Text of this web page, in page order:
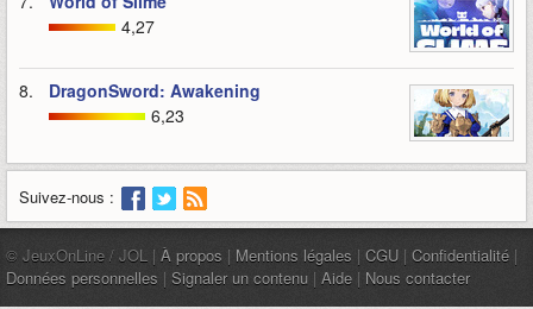
4,27
8.
DragonSword: Awakening
6,23
Suivez-nous :
© JeuxOnLine / JOL | À propos | Mentions légales | CGU | Confidentialité |
Données personnelles | Signaler un contenu | Aide | Nous contacter